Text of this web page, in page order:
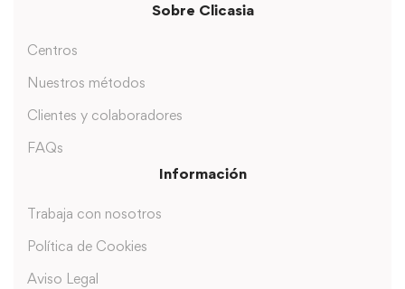
Sobre Clicasia
Centros
Nuestros métodos
Clientes y colaboradores
FAQs
Información
Trabaja con nosotros
Política de Cookies
Aviso Legal